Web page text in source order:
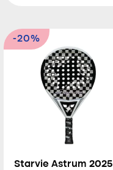
-20%
Starvie Astrum 2025